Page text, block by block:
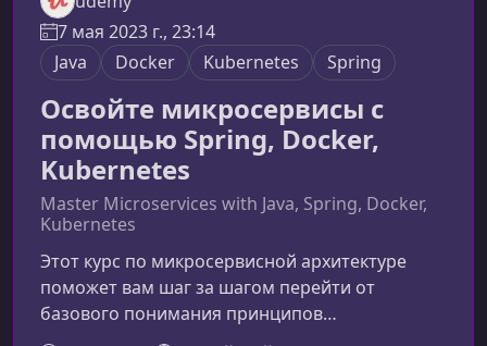
7 мая 2023 г., 23:14
Java
Docker Kubernetes Spring
Освойте микросервисы с
помощью Spring, Docker,
Kubernetes
Master Microservices with Java, Spring, Docker,
Kubernetes
Этот курс по микросервисной архитектуре
поможет вам шаг за шагом перейти от
базового понимания принципов
распределенных систем к уверенной работе со